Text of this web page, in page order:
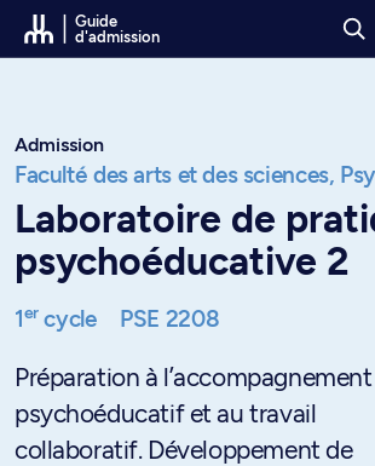
Passer au contenu
Guide
d'admission
Admission
Faculté des arts et des sciences,
Laboratoire de
psychoéducative 2
1ercycle PSE 2208
Préparation à l’accompagnement
psychoéducatif et au travail
collaboratif. Développement de